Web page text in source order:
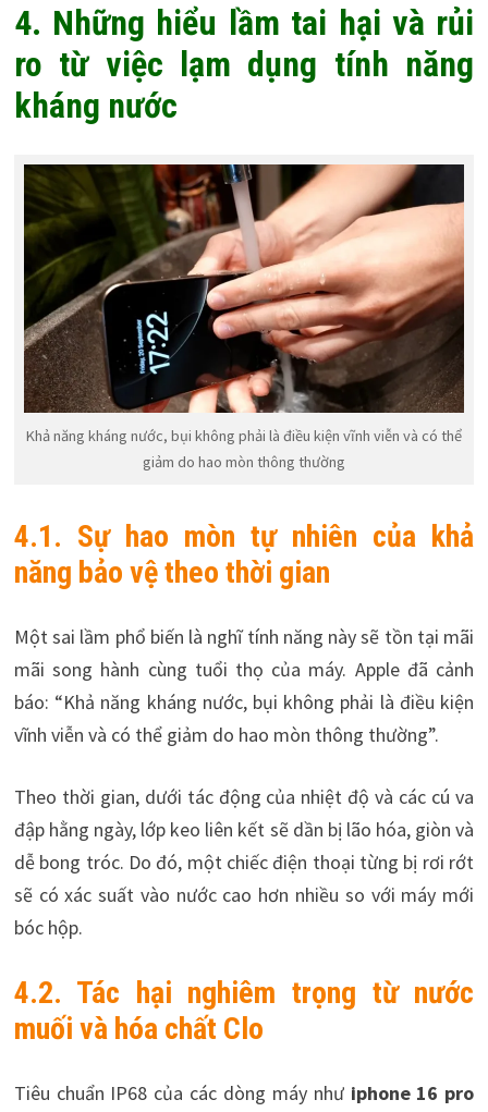
4. Những hiểu lầm tai hại và rủi
ro từ việc lạm dụng tính năng
kháng nước
Khả năng kháng nước, bụi không phải là điều kiện vĩnh viễn và có thể
giảm do hao mòn thông thường
4.1. Sự hao mòn tự nhiên của khả
năng bảo vệ theo thời gian
Một sai lầm phổ biến là nghĩ tính năng này sẽ tồn tại mãi
mãi song hành cùng tuổi thọ của máy. Apple đã cảnh
báo: “Khả năng kháng nước, bụi không phải là điều kiện
vĩnh viễn và có thể giảm do hao mòn thông thường”.
Theo thời gian, dưới tác động của nhiệt độ và các cú va
đập hằng ngày, lớp keo liên kết sẽ dần bị lão hóa, giòn và
dễ bong tróc. Do đó, một chiếc điện thoại từng bị rơi rớt
sẽ có xác suất vào nước cao hơn nhiều so với máy mới
bóc hộp.
4.2. Tác hại nghiêm trọng từ nước
muối và hóa chất Clo
Tiêu chuẩn IP68 của các dòng máy như iphone 16 pro